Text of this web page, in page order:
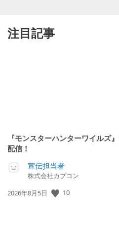
注目記事
『モンスターハンターワイルズ
配信！
宣伝担当者
株式会社カプコン
公
2026年8月5日 10